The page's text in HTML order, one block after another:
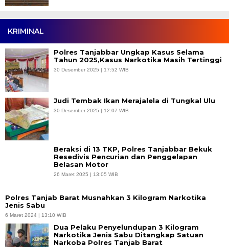
KRIMINAL
Polres Tanjabbar Ungkap Kasus Selama
Tahun 2025,Kasus Narkotika Masih Tertinggi
30 Desember 2025 | 17:52 WIB
Judi Tembak Ikan Merajalela di Tungkal Ulu
30 Desember 2025 | 12:07 WIB
Beraksi di 13 TKP, Polres Tanjabbar Bekuk
Resedivis Pencurian dan Penggelapan
Belasan Motor
26 Maret 2025 | 13:05 WIB
Polres Tanjab Barat Musnahkan 3 Kilogram Narkotika
Jenis Sabu
6 Maret 2024 | 13:10 WIB
Dua Pelaku Penyelundupan 3 Kilogram
Narkotika Jenis Sabu Ditangkap Satuan
Narkoba Polres Tanjab Barat